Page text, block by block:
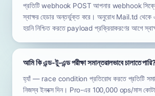
প্রতিটি webhook POST আপনার webhook
স্বাক্ষর হেডার অন্তর্ভুক্ত করে। অনুরোধ Mail.td থেকে
হয়নি নিশ্চিত করতে payload প্রক্রিয়াকরণের আগে
আমি কি এন্ড-টু-এন্ড পরীক্ষা সমান্তরালভাবে চালাতে
হ্যাঁ — race condition প্রতিরোধ করতে প্রতিটি
নিজস্ব ইনবক্স দিন। Pro-এর 100,000 ops/মাস কোটা